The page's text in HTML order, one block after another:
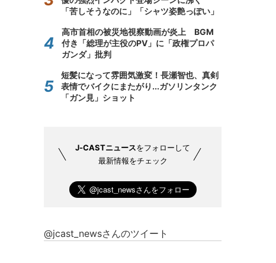
「苦しそうなのに」「シャツ姿艶っぽい」
高市首相の被災地視察動画が炎上 BGM
付き「総理が主役のPV」に「政権プロパ
ガンダ」批判
短髪になって雰囲気激変！長瀬智也、真剣
表情でバイクにまたがり...ガソリンタンク
「ガン見」ショット
J-CASTニュースをフォローして
最新情報をチェック
@jcast_newsさんのツイート